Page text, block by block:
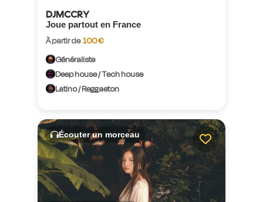
DJMCCRY
Joue partout en France
À partir de 100 €
Généraliste
Deep house / Tech house
Latino / Reggaeton
Écouter un morceau